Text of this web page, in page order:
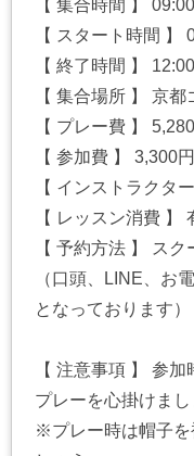
【 集合時間 】 09:00
【 スタート時間 】
【 終了時間 】 12:00
【 集合場所 】 京
【 プレー費 】
【 参加費 】 3,300円
【 インストラクタ
【 レッスン消費 】
【 予約方法 】 ス
（口頭、LINE、お
となっております）
【 注意事項 】 参
プレーを心掛けまし
※プレー時は帽子を